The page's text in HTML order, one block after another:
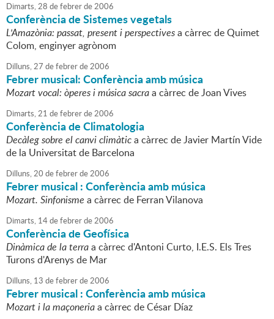
Dimarts,28 defebrerde2006
Conferència de Sistemes vegetals
L'Amazònia: passat, present i perspectivesa càrrec de Quimet
Colom, enginyer agrònom
Dilluns,27 defebrerde2006
Febrer musical: Conferència amb música
Mozart vocal: òperes i música sacraa càrrec de Joan Vives
Dimarts,21 defebrerde2006
Conferència de Climatologia
Decàleg sobre el canvi climàtica càrrec de Javier Martín Vide
de la Universitat de Barcelona
Dilluns,20 defebrerde2006
Febrer musical : Conferència amb música
Mozart. Sinfonisme a càrrec de Ferran Vilanova
Dimarts, 14defebrerde2006
Conferència de Geofísica
Dinàmica de la terraa càrrec d'Antoni Curto, I.E.S. Els Tres
Turons d'Arenys de Mar
Dilluns, 13 defebrerde2006
Febrer musical : Conferència amb música
Mozart i la maçoneriaa càrrec de César Díaz